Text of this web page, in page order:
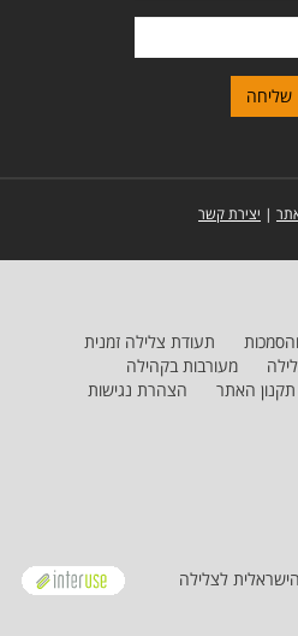
| יצירת קשר
תעודת צלילה זמנית
מעורבות בקהילה
תקנון האתר הצהרת נגישות
לצלילה